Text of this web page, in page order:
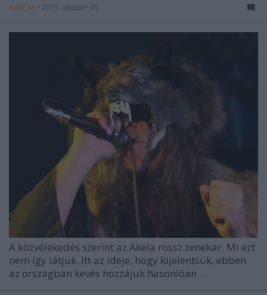
Nihil_AK • 2013. október 30.
A közvélekedés szerint az Akela rossz zenekar. Mi ezt
nem így látjuk. Itt az ideje, hogy kijelentsük, ebben
az országban kevés hozzájuk hasonlóan ...